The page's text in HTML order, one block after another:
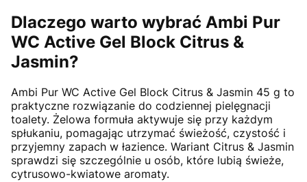
Dlaczego warto wybrać Ambi Pur
WC Active Gel Block Citrus &
Jasmin?
Ambi Pur WC Active Gel Block Citrus & Jasmin 45 g to
praktyczne rozwiązanie do codziennej pielęgnacji
toalety. Żelowa formuła aktywuje się przy każdym
spłukaniu, pomagając utrzymać świeżość, czystość i
przyjemny zapach w łazience. Wariant Citrus & Jasmin
sprawdzi się szczególnie u osób, które lubią świeże,
cytrusowo-kwiatowe aromaty.